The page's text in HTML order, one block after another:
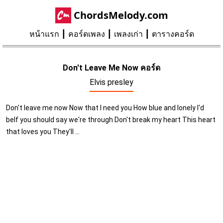
ChordsMelody.com
หน้าแรก คอร์ดเพลง เพลงเก่า ตารางคอร์ด
Don't Leave Me Now คอร์ด
Elvis presley
Don't leave me now Now that I need you How blue and lonely I'd
beIf you should say we're through Don't break my heart This heart
that loves you They'll ...